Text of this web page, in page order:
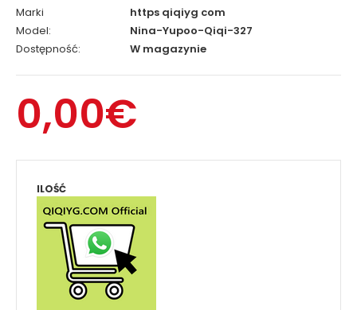
Marki
https qiqiyg com
Model:
Nina-Yupoo-Qiqi-327
Dostępność:
W magazynie
0,00€
ILOŚĆ